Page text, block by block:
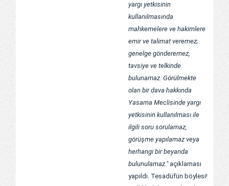
yargı yetkisinin
kullanılmasında
mahkemelere ve hakimlere
emir ve talimat veremez;
genelge gönderemez,
tavsiye ve telkinde
bulunamaz. Görülmekte
olan bir dava hakkında
Yasama Meclisinde yargı
yetkisinin kullanılması ile
ilgili soru sorulamaz,
görüşme yapılamaz veya
herhangi bir beyanda
bulunulamaz."açıklaması
yapıldı. Tesadüfün böylesi!